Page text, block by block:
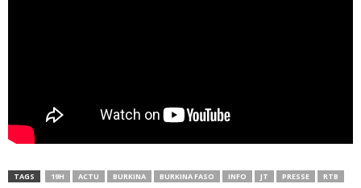
TAGS 19H ACTU BURKINA BURKINA FASO INFO JT PRESSE RTB